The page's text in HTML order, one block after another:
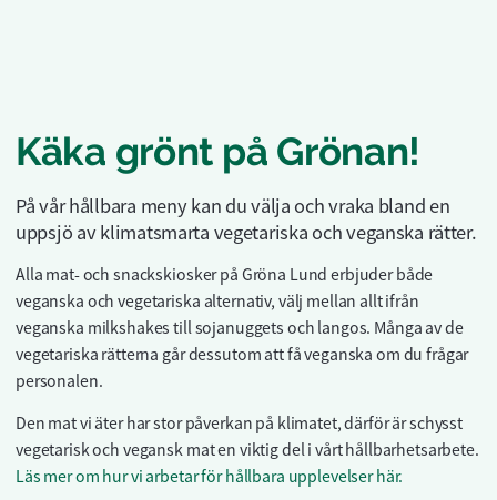
Käka grönt på Grönan!
På vår hållbara meny kan du välja och vraka bland en
uppsjö av klimatsmarta vegetariska och veganska rätter.
Alla mat- och snackskiosker på Gröna Lund erbjuder både
veganska och vegetariska alternativ, välj mellan allt ifrån
veganska milkshakes till sojanuggets och langos. Många av de
vegetariska rätterna går dessutom att få veganska om du frågar
personalen.
Den mat vi äter har stor påverkan på klimatet, därför är schysst
vegetarisk och vegansk mat en viktig del i vårt hållbarhetsarbete.
Läs mer om hur vi arbetar för hållbara upplevelser här.